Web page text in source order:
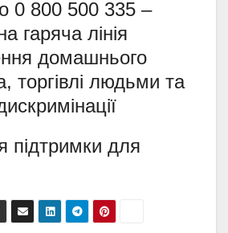
0 800 500 335 –
гаряча лінія
домашнього
торгівлі людьми та
підтримки для